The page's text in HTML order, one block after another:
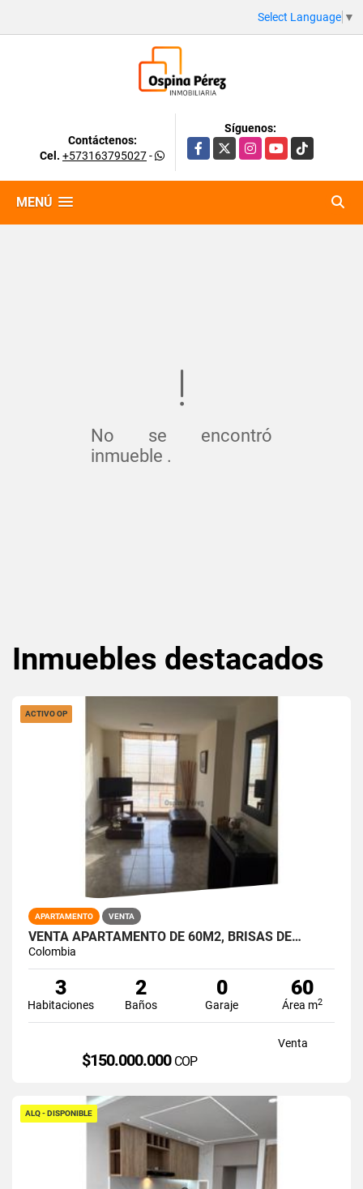
Select Language ▼
Contáctenos:
Cel. +573163795027-
Síguenos:
Facebook
X InstagramYouTubeTikTok
MENÚ
No se encontró
inmueble .
Inmuebles destacados
ACTIVO OP
APARTAMENTO VENTA
VENTA APARTAMENTO DE 60M2, BRISAS DE…
Colombia
3
Habitaciones
2
Baños
0
Garaje
60
Área m2
Venta
$150.000.000 COP
ALQ - DISPONIBLE